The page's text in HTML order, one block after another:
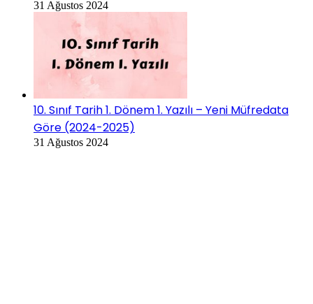
31 Ağustos 2024
10. Sınıf Tarih 1. Dönem 1. Yazılı – Yeni Müfredata
Göre (2024-2025)
31 Ağustos 2024